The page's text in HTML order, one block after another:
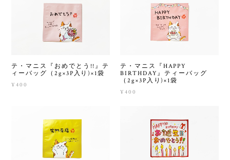
テ・マニス『おめでとう!!』テ
ィーバッグ（2g×3P入り)×1袋
¥400
テ・マニス『HAPPY
BIRTHDAY』ティーバッグ
（2g×3P入り)×1袋
¥400